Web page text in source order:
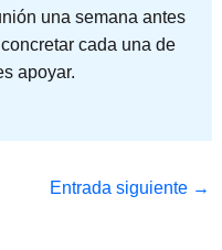
una semana antes
cada una de
apoyar.
Entrada siguiente →